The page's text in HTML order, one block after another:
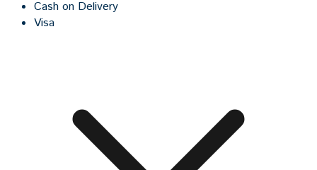
Cash on Delivery
Visa